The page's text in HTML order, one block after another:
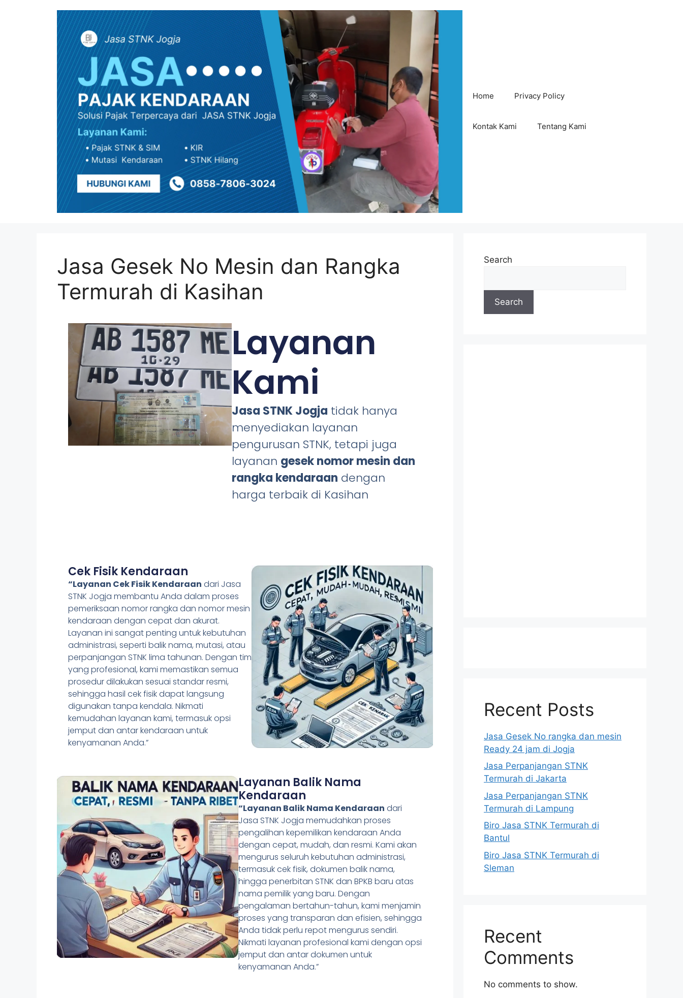
Home Privacy Policy
Kontak Kami Tentang Kami
Jasa Gesek No Mesin dan Rangka
Termurah di Kasihan
Layanan
Kami
Jasa STNK Jogja tidak hanya
menyediakan layanan
pengurusan STNK, tetapi juga
layanan gesek nomor mesin dan
rangka kendaraan dengan
harga terbaik di Kasihan
Cek Fisik Kendaraan
“Layanan Cek Fisik Kendaraan dari Jasa
STNK Jogja membantu Anda dalam proses
pemeriksaan nomor rangka dan nomor mesin
kendaraan dengan cepat dan akurat.
Layanan ini sangat penting untuk kebutuhan
administrasi, seperti balik nama, mutasi, atau
perpanjangan STNK lima tahunan. Dengan tim
yang profesional, kami memastikan semua
prosedur dilakukan sesuai standar resmi,
sehingga hasil cek fisik dapat langsung
digunakan tanpa kendala. Nikmati
kemudahan layanan kami, termasuk opsi
jemput dan antar kendaraan untuk
kenyamanan Anda.”
Layanan Balik Nama
Kendaraan
“Layanan Balik Nama Kendaraan dari
Jasa STNK Jogja memudahkan proses
pengalihan kepemilikan kendaraan Anda
dengan cepat, mudah, dan resmi. Kami akan
mengurus seluruh kebutuhan administrasi,
termasuk cek fisik, dokumen balik nama,
hingga penerbitan STNK dan BPKB baru atas
nama pemilik yang baru. Dengan
pengalaman bertahun-tahun, kami menjamin
proses yang transparan dan efisien, sehingga
Anda tidak perlu repot mengurus sendiri.
Nikmati layanan profesional kami dengan opsi
jemput dan antar dokumen untuk
kenyamanan Anda.”
Search
Search
Recent Posts
Jasa Gesek No rangka dan mesin
Ready 24 jam di Jogja
Jasa Perpanjangan STNK
Termurah di Jakarta
Jasa Perpanjangan STNK
Termurah di Lampung
Biro Jasa STNK Termurah di
Bantul
Biro Jasa STNK Termurah di
Sleman
Recent
Comments
No comments to show.